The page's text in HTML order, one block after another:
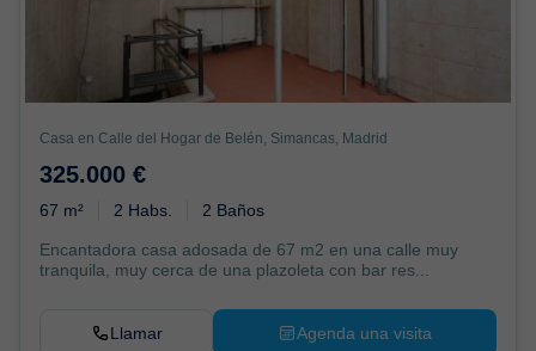
Casa en Calle del Hogar de Belén, Simancas, Madrid
325.000 €
67 m² 2 Habs. 2 Baños
Encantadora casa adosada de 67 m2 en una calle muy
tranquila, muy cerca de una plazoleta con bar res...
Llamar Agenda una visita